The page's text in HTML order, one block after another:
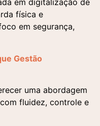
em digitalização de
física e
em segurança,
Gestão
uma abordagem
fluidez, controle e